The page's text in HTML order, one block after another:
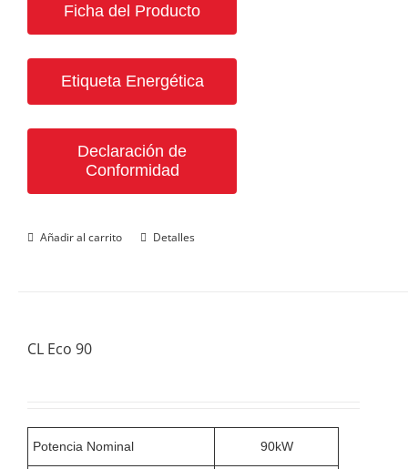
Ficha del Producto
Etiqueta Energética
Declaración de
Conformidad
Añadir al carrito Detalles
CL Eco 90
Potencia Nominal 90kW